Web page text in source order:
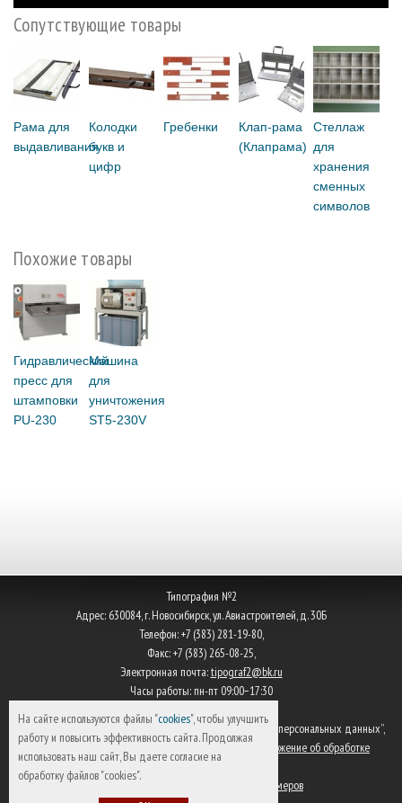
Сопутствующие товары
Рама для
выдавливания
Колодки
букв и
цифр
Гребенки
Клап-рама
(Клапрама)
Стеллаж
для
хранения
сменных
символов
Похожие товары
Гидравлический
пресс для
штамповки
РU-230
Машина
для
уничтожения
ST5-230V
Типография №2
Адрес: 630084,г. Новосибирск,ул. Авиастроителей, д. 30Б
Телефон:+7 (383) 281-19-80,
Факс:+7 (383) 265-08-25,
Электронная почта:tipograf2@bk.ru
Часы работы: пн-пт 09:00−17:30
Согласно Федеральному закону от 27.07.2006 N 152-ФЗ “О персональных данных”,
в ООО “Типография №2” разработано утверждено
положение об обработке
персональных данных
Оборудование для изготовления гос номеров
На сайте используются файлы "cookies", чтобы улучшить
работу и повысить эффективность сайта. Продолжая
использовать наш сайт, Вы даете согласие на
обработку файлов "cookies".